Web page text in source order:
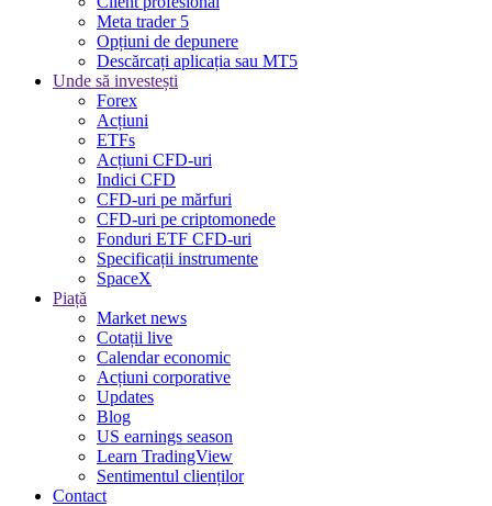
Meta trader 5
Opțiuni de depunere
Descărcați aplicația sau MT5
Unde să investești
Forex
Acțiuni
ETFs
Acțiuni CFD-uri
Indici CFD
CFD-uri pe mărfuri
CFD-uri pe criptomonede
Fonduri ETF CFD-uri
Specificații instrumente
SpaceX
Piață
Market news
Cotații live
Calendar economic
Acțiuni corporative
Updates
Blog
US earnings season
Learn TradingView
Sentimentul clienților
Contact